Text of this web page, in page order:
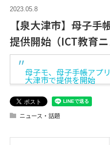
2023.05.8
【泉大津市】母子
提供開始（ICT教育ニ
母子モ、母子手帳アプ
大津市で提供を開始
ニュース・話題